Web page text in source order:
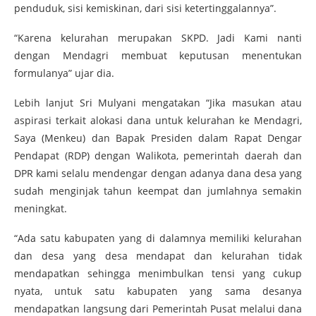
penduduk, sisi kemiskinan, dari sisi ketertinggalannya”.
“Karena kelurahan merupakan SKPD. Jadi Kami nanti
dengan Mendagri membuat keputusan menentukan
formulanya” ujar dia.
Lebih lanjut Sri Mulyani mengatakan “Jika masukan atau
aspirasi terkait alokasi dana untuk kelurahan ke Mendagri,
Saya (Menkeu) dan Bapak Presiden dalam Rapat Dengar
Pendapat (RDP) dengan Walikota, pemerintah daerah dan
DPR kami selalu mendengar dengan adanya dana desa yang
sudah menginjak tahun keempat dan jumlahnya semakin
meningkat.
“Ada satu kabupaten yang di dalamnya memiliki kelurahan
dan desa yang desa mendapat dan kelurahan tidak
mendapatkan sehingga menimbulkan tensi yang cukup
nyata, untuk satu kabupaten yang sama desanya
mendapatkan langsung dari Pemerintah Pusat melalui dana